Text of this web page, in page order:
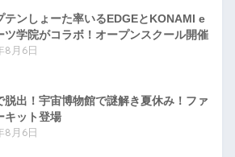
テンしょーた率いるEDGEとKONAMI e
ツ学院がコラボ！オープンスクール開催
8月6日
脱出！宇宙博物館で謎解き夏休み！ファ
キット登場
8月6日